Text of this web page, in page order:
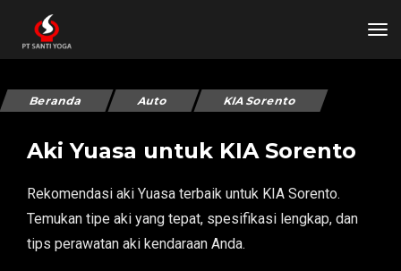
Beranda Auto KIA Sorento
Aki Yuasa untuk KIA Sorento
Rekomendasi aki Yuasa terbaik untuk KIA Sorento.
Temukan tipe aki yang tepat, spesifikasi lengkap, dan
tips perawatan aki kendaraan Anda.